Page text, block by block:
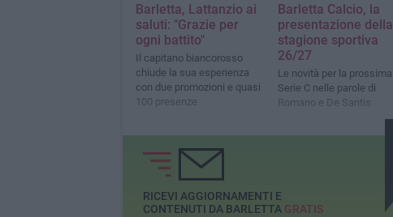
Barletta, Lattanzio ai
saluti: "Grazie per
ogni battito"
Il capitano biancorosso
chiude la sua esperienza
con due promozioni e quasi
100 presenze
Barletta Calcio, la
presentazione della
stagione sportiva
26/27
Le novità per la prossima
Serie C nelle parole di
Romano e De Santis
RICEVI AGGIORNAMENTI E
CONTENUTI DA BARLETTA GRATIS